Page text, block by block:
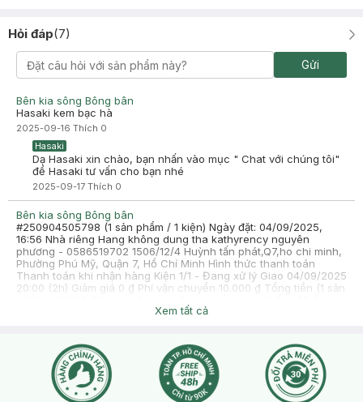
Hỏi đáp(7)
Gửi
Bên kia sông Bông bân
Hasaki kem bạc hà
2025-09-16 Thích 0
Hasaki
Dạ Hasaki xin chào, bạn nhấn vào mục " Chat với chúng tôi"
để Hasaki tư vấn cho bạn nhé
2025-09-17 Thích 0
Bên kia sông Bông bân
#250904505798 (1 sản phẩm / 1 kiện) Ngày đặt: 04/09/2025,
16:56 Nhà riêng Hang không dung tha kathyrency nguyên
phương - 0586519702 1506/12/4 Huỳnh tấn phát,Q7,ho chi minh,
Phường Phú Mỹ, Quận 7, Hồ Chí Minh Hình thức thanh toán
Thanh toán khi nhận hàng Kiện 1/1 - Đang xử lý Giao 04/09/2025
20:00 (2h) Giảm giá 0 ₫ Phí vận chuyển 10.000 ₫ Tổng tiền (1 sản
Rohto Remos Sả Chanh 70g-21% Remos Kem Chống Muỗi Rohto
₫ Giảm giá -0 ₫ Phí vận chuyển 10.000 ₫ Thành tiền (Đã VAT)
33.000 ₫
2025-09-04Thích0
Hasaki
Xem tất cả